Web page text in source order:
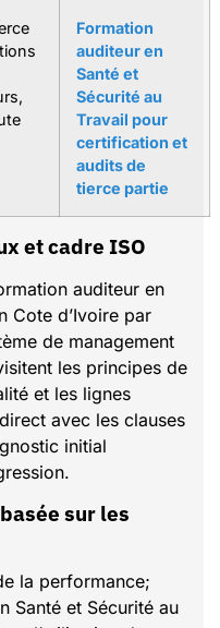
Formation
auditeur en
Santé et
Sécurité au
Travail pour
certification et
audits de
tierce partie
et cadre ISO
auditeur en
Cote d’Ivoire par
de management
les principes de
et les lignes
avec les clauses
initial
la performance;
Santé et Sécurité au